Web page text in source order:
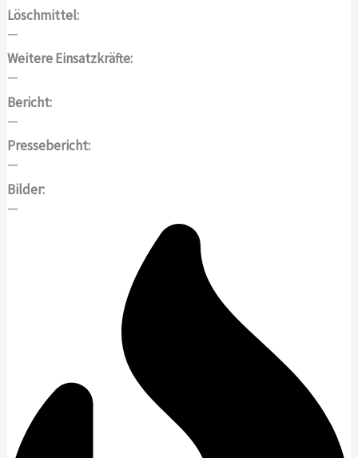
Löschmittel:
—
Weitere Einsatzkräfte:
—
Bericht:
—
Pressebericht:
—
Bilder:
—